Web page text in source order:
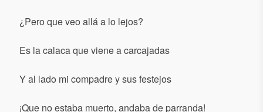
¿Pero que veo allá a lo lejos?
Es la calaca que viene a carcajadas
Y al lado mi compadre y sus festejos
¡Que no estaba muerto, andaba de parranda!